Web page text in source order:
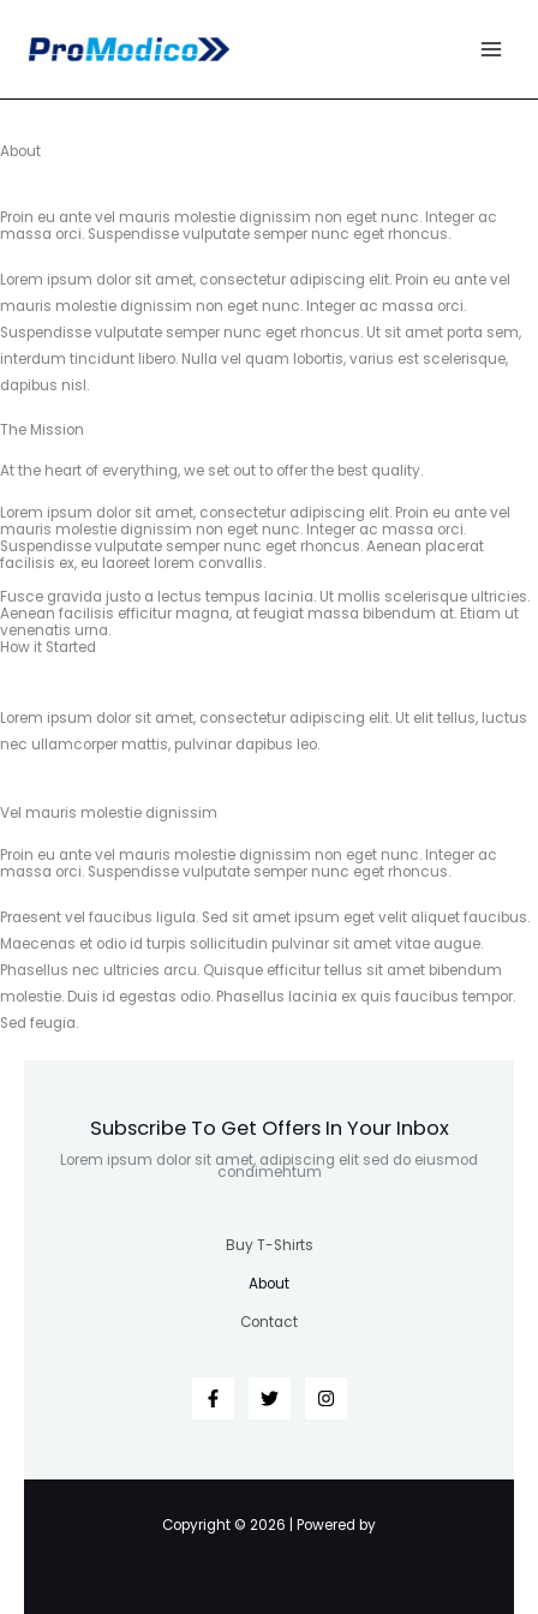
content
About
Proin eu ante vel mauris molestie dignissim non eget nunc. Integer ac
massa orci. Suspendisse vulputate semper nunc eget rhoncus.
Lorem ipsum dolor sit amet, consectetur adipiscing elit. Proin eu ante vel
mauris molestie dignissim non eget nunc. Integer ac massa orci.
Suspendisse vulputate semper nunc eget rhoncus. Ut sit amet porta sem,
interdum tincidunt libero. Nulla vel quam lobortis, varius est scelerisque,
dapibus nisl.
The Mission
At the heart of everything, we set out to offer the best quality.
Lorem ipsum dolor sit amet, consectetur adipiscing elit. Proin eu ante vel
mauris molestie dignissim non eget nunc. Integer ac massa orci.
Suspendisse vulputate semper nunc eget rhoncus. Aenean placerat
facilisis ex, eu laoreet lorem convallis.
Fusce gravida justo a lectus tempus lacinia. Ut mollis scelerisque ultricies.
Aenean facilisis efficitur magna, at feugiat massa bibendum at. Etiam ut
venenatis urna.
How it Started
Lorem ipsum dolor sit amet, consectetur adipiscing elit. Ut elit tellus, luctus
nec ullamcorper mattis, pulvinar dapibus leo.
Vel mauris molestie dignissim
Proin eu ante vel mauris molestie dignissim non eget nunc. Integer ac
massa orci. Suspendisse vulputate semper nunc eget rhoncus.
Praesent vel faucibus ligula. Sed sit amet ipsum eget velit aliquet faucibus.
Maecenas et odio id turpis sollicitudin pulvinar sit amet vitae augue.
Phasellus nec ultricies arcu. Quisque efficitur tellus sit amet bibendum
molestie. Duis id egestas odio. Phasellus lacinia ex quis faucibus tempor.
Sed feugia.
Subscribe To Get Offers In Your Inbox
Lorem ipsum dolor sit amet, adipiscing elit sed do eiusmod
condimentum
Buy T-Shirts
About
Contact
Copyright © 2026 | Powered by